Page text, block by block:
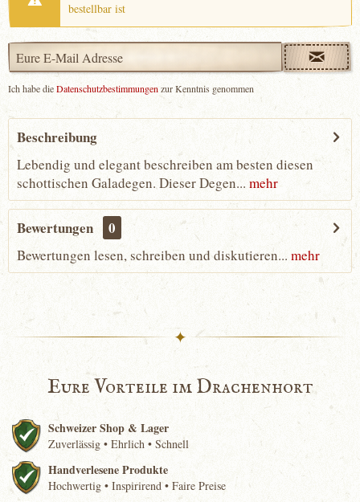
bestellbar ist
Ich habe dieDatenschutzbestimmungenzur Kenntnis genommen
Beschreibung
Lebendig und elegant beschreiben am besten diesen
schottischen Galadegen. Dieser Degen... mehr
Bewertungen 0
Bewertungen lesen, schreiben und diskutieren... mehr
✦
Eure Vorteile im Drachenhort
Schweizer Shop & Lager
Zuverlässig • Ehrlich • Schnell
Handverlesene Produkte
Hochwertig • Inspirirend • Faire Preise